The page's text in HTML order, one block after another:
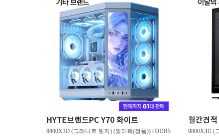
HYTE브랜드PC Y70 화이트
9800X3D (그래니트 릿지) (멀티팩(정품)) / DDR5
9800X3D (